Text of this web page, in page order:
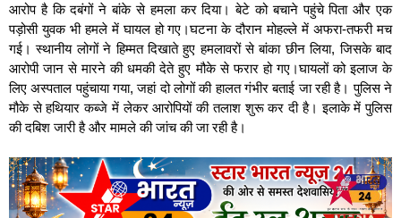
आरोप है कि दबंगों ने बांके से हमला कर दिया। बेटे को बचाने पहुंचे पिता और एक
पड़ोसी युवक भी हमले में घायल हो गए।घटना के दौरान मोहल्ले में अफरा-तफरी मच
गई। स्थानीय लोगों ने हिम्मत दिखाते हुए हमलावरों से बांका छीन लिया, जिसके बाद
आरोपी जान से मारने की धमकी देते हुए मौके से फरार हो गए।घायलों को इलाज के
लिए अस्पताल पहुंचाया गया, जहां दो लोगों की हालत गंभीर बताई जा रही है। पुलिस ने
मौके से हथियार कब्जे में लेकर आरोपियों की तलाश शुरू कर दी है। इलाके में पुलिस
की दबिश जारी है और मामले की जांच की जा रही है।